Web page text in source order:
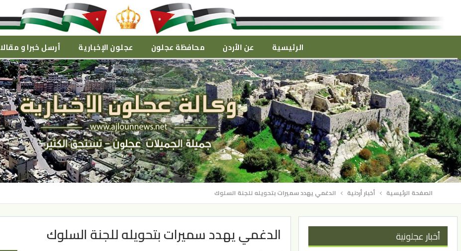
الرئيسية عن الأردن محافظة عجلون عجلون الإخبارية أرسل خبرا و مقالا
الصفحة الرئيسية أخبار أردنية الدغمي يهدد سميرات بتحويله للجنة السلوك
الدغمي يهدد سميرات بتحويله للجنة السلوك أخبار عجلونية